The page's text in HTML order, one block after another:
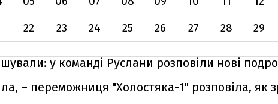
22 23 24 25 26 27 28 29
у команді Руслани розповіли нові
– переможниця "Холостяка-1" розповіла, як